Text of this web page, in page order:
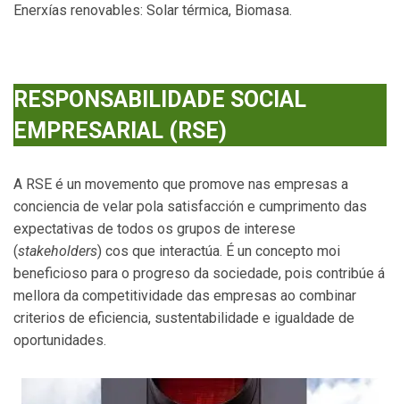
Enerxías renovables: Solar térmica, Biomasa.
RESPONSABILIDADE SOCIAL
EMPRESARIAL (RSE)
A RSE é un movemento que promove nas empresas a
conciencia de velar pola satisfacción e cumprimento das
expectativas de todos os grupos de interese
(stakeholders) cos que interactúa. É un concepto moi
beneficioso para o progreso da sociedade, pois contribúe á
mellora da competitividade das empresas ao combinar
criterios de eficiencia, sustentabilidade e igualdade de
oportunidades.